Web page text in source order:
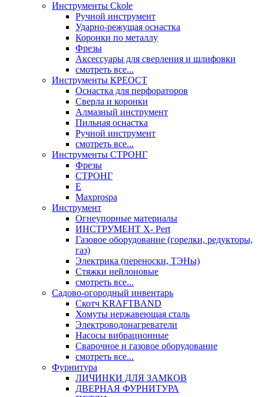
Инструменты Ckole
Ручной инструмент
Ударно‑режущая оснастка
Коронки по металлу
Фрезы
Аксессуары для сверления и шлифовки
смотреть все...
Инструменты КРЕОСТ
Оснастка для перфораторов
Сверла и коронки
Алмазный инструмент
Пильная оснастка
Ручной инструмент
смотреть все...
Инструменты СТРОНГ
Фрезы
СТРОНГ
Е
Maxprospa
Инструмент
Огнеупорные материалы
ИНСТРУМЕНТ X- Pert
Газовое оборудование (горелки, редукторы,
газ)
Электрика (переноски, ТЭНы)
Стяжки нейлоновые
смотреть все...
Садово-огородный инвентарь
Скотч KRAFTBAND
Хомуты нержавеющая сталь
Электроводонагреватели
Насосы вибрационные
Сварочное и газовое оборудование
смотреть все...
Фурнитура
ЛИЧИНКИ ДЛЯ ЗАМКОВ
ДВЕРНАЯ ФУРНИТУРА